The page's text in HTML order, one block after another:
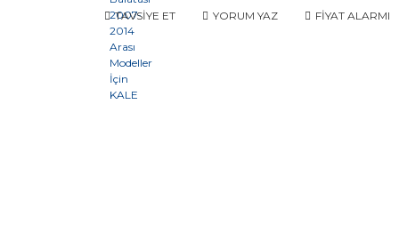
TAVSİYE ET YORUM YAZ FİYAT ALARMI